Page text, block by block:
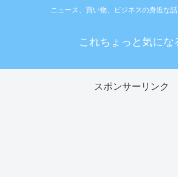
ニュース、買い物、ビジネスの身近な
これちょっと気にな
スポンサーリンク